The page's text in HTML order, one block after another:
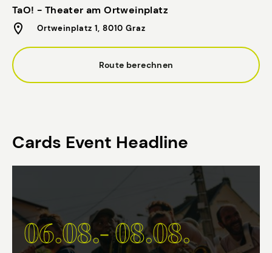
TaO! - Theater am Ortweinplatz
Ortweinplatz 1, 8010 Graz
Route berechnen
Cards Event Headline
06.08.- 08.08.